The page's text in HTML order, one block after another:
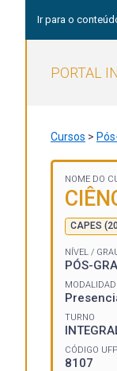
Ir para o
PORTAL
Cursos >
NOME DO
CAPES
NÍVEL /
PÓS-
TURNO
CÓDIGO
8107